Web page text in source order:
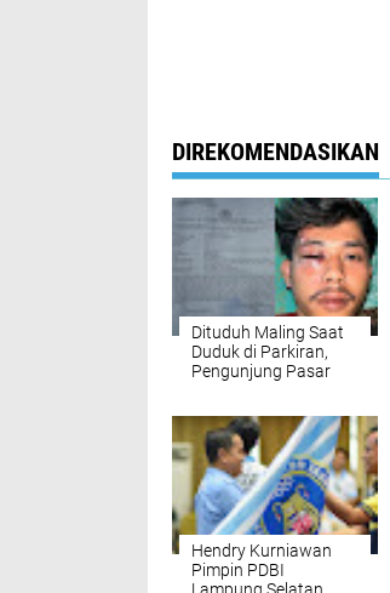
DIREKOMENDASIKAN
Dituduh Maling Saat
Duduk di Parkiran,
Pengunjung Pasar
Dikeroyok
Hendry Kurniawan
Pimpin PDBI